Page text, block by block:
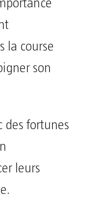
la course
son
des fortunes
leurs